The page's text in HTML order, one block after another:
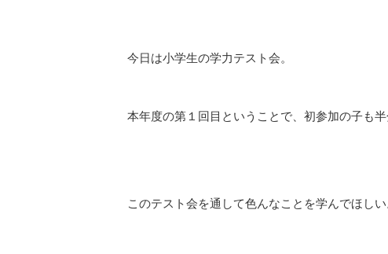
今日は小学生の学力テスト会。
本年度の第１回目ということで、初参加の子も半
このテスト会を通して色んなことを学んでほしい